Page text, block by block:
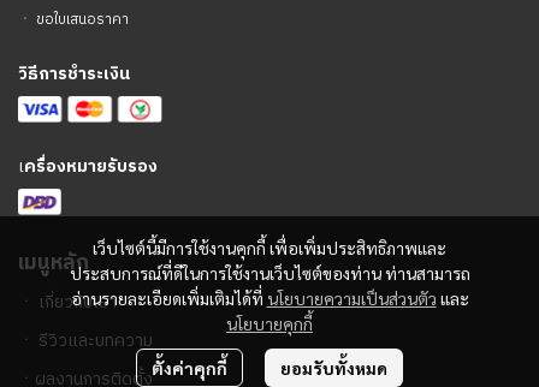
เว็บไซต์นี้มีการใช้งานคุกกี้ เพื่อเพิ่มประสิทธิภาพและ
ประสบการณ์ที่ดีในการใช้งานเว็บไซต์ของท่าน ท่านสามารถ
อ่านรายละเอียดเพิ่มเติมได้ที่ นโยบายความเป็นส่วนตัว และ
นโยบายคุกกี้
ตั้งค่าคุกกี้ ยอมรับทั้งหมด
ㆍ ขอใบเสนอราคา
วิธีการชำระเงิน
เครื่องหมายรับรอง
เมนูหลัก
ㆍ เกี่ยวกับเรา
ㆍ รีวิวและบทความ
ㆍ ผลงานการติดตั้ง